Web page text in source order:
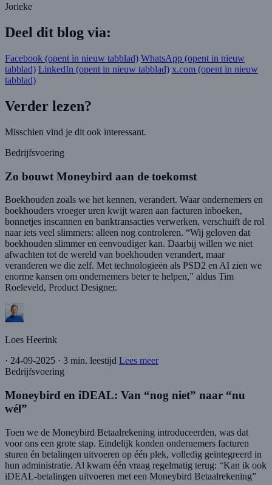
Jorieke
Deel dit blog via:
Facebook (opent in nieuw tabblad) WhatsApp (opent in nieuw
tabblad) LinkedIn (opent in nieuw tabblad) x.com (opent in nieuw
tabblad)
Verder lezen?
Misschien vind je dit ook interessant.
Bedrijfsvoering
Zo bouwt Moneybird aan de toekomst
Boekhouden zoals we het kennen, verandert. Waar ondernemers en
boekhouders vroeger uren kwijt waren aan facturen inboeken,
bonnetjes inscannen en banktransacties verwerken, verschuift de rol
naar iets veel slimmers: alleen nog controleren. “Wij geloven dat
boekhouden slimmer en eenvoudiger kan. Daarbij willen we niet
afwachten tot de wereld van boekhouden verandert, maar
veranderen we die zelf. Met technologieën als PSD2 en AI zien we
enorme kansen om ondernemers beter te helpen,” aldus Tim
Roeleveld, Product Designer.
Loes Heerink
· 24-09-2025 · 3 min. leestijd Lees meer
Bedrijfsvoering
Moneybird en iDEAL: Van “nog niet” naar “nu
wél”
Toen we de Moneybird Betaalrekening introduceerden, was dat
voor ons een grote stap. Eindelijk konden ondernemers facturen
sturen én betalingen uitvoeren op één plek, volledig geïntegreerd in
hun administratie. Al kwam één vraag regelmatig terug: “Kan ik ook
iDEAL-betalingen uitvoeren met een Moneybird Betaalrekening”